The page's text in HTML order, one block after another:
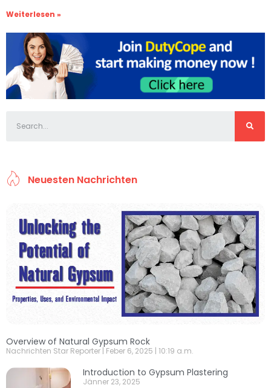
Weiterlesen »
Neuesten Nachrichten
Overview of Natural Gypsum Rock
Nachrichten Star Reporter Feber 6, 2025 10:19 a.m.
Introduction to Gypsum Plastering
Jänner 23, 2025